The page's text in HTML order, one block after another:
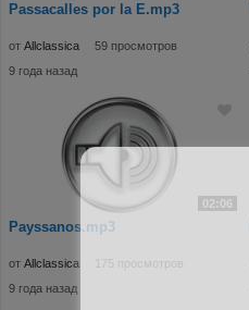
Passacalles por la E.mp3
от Allclassica
59 просмотров
9 года назад
02:06
Payssanos.mp3
от Allclassica
175 просмотров
9 года назад